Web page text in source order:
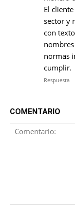
El
sector y
con
nombres
normas
cumplir.
Respuesta
COMENTARIO